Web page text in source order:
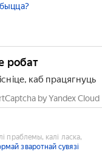
робат
каб працягнуць
by Yandex Cloud
праблемы, калі ласка,
зваротнай сувязі